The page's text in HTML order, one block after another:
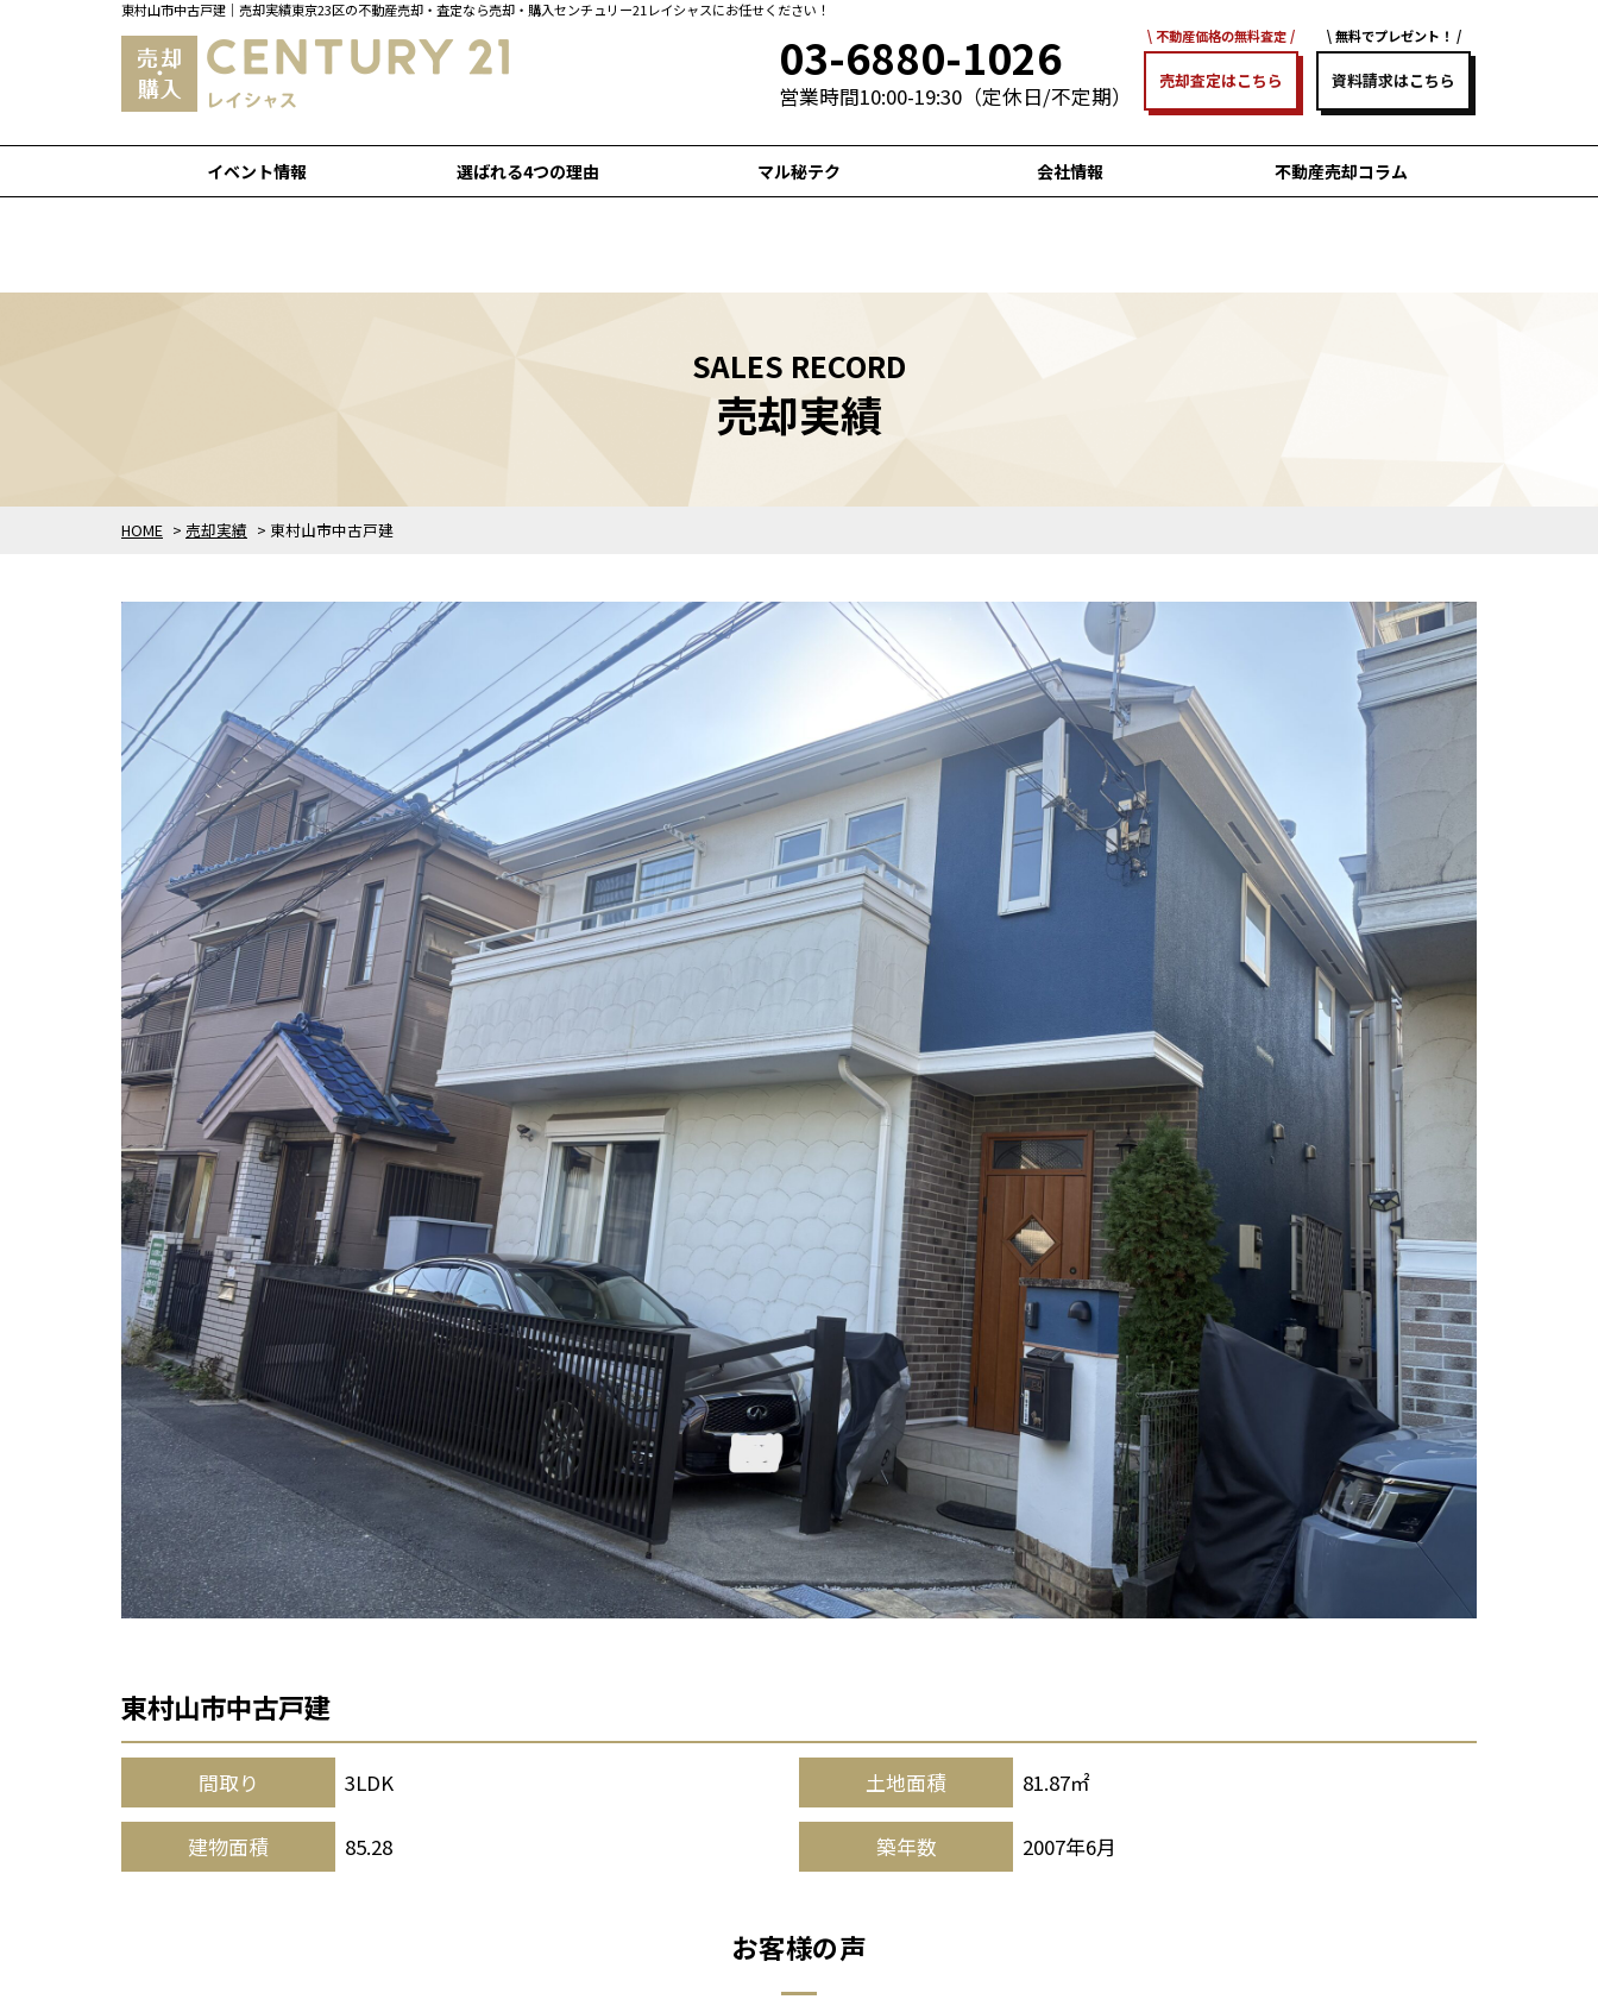
東村山市中古戸建｜売却実績東京23区の不動産売却・査定なら売却・購入センチュリー21レイシャスにお任せください！
03-6880-1026
営業時間10:00-19:30（定休日/不定期）
不動産価格の無料査定
売却査定はこちら
無料でプレゼント！
資料請求はこちら
イベント情報 選ばれる4つの理由 マル秘テク 会社情報 不動産売却コラム
HOME > 売却実績 > 東村山市中古戸建
SALES RECORD
売却実績
東村山市中古戸建
間取り 3LDK 土地面積 81.87㎡
建物面積 85.28 築年数 2007年6月
お客様の声